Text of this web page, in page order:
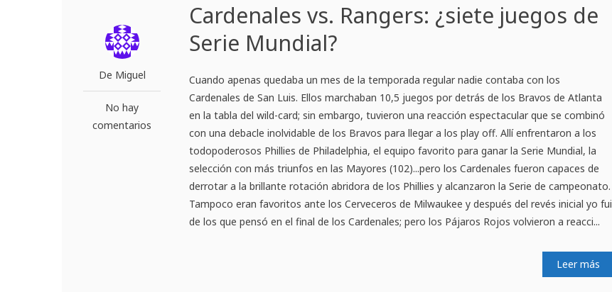
De Miguel
No hay
comentarios
Cardenales vs. Rangers: ¿siete juegos de
Serie Mundial?
Cuando apenas quedaba un mes de la temporada regular nadie contaba con los
Cardenales de San Luis. Ellos marchaban 10,5 juegos por detrás de los Bravos de Atlanta
en la tabla del wild-card; sin embargo, tuvieron una reacción espectacular que se combinó
con una debacle inolvidable de los Bravos para llegar a los play off. Allí enfrentaron a los
todopoderosos Phillies de Philadelphia, el equipo favorito para ganar la Serie Mundial, la
selección con más triunfos en las Mayores (102)...pero los Cardenales fueron capaces de
derrotar a la brillante rotación abridora de los Phillies y alcanzaron la Serie de campeonato.
Tampoco eran favoritos ante los Cerveceros de Milwaukee y después del revés inicial yo fui
de los que pensó en el final de los Cardenales; pero los Pájaros Rojos volvieron a reacci...
Leer más